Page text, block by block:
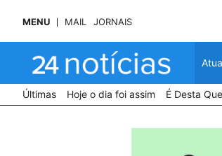
MENU MAIL JORNAIS
Últimas Hoje o dia foi assim É Desta